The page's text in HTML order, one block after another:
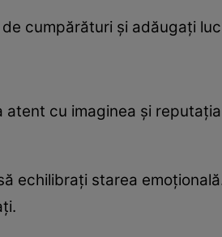
cumpărături și adăugați
atent cu imaginea și
echilibrați starea